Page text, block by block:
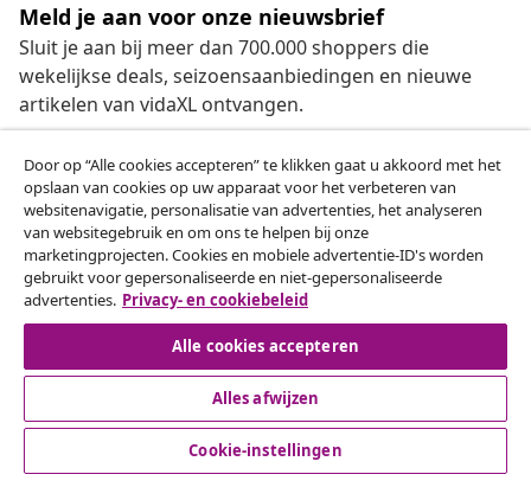
Meld je aan voor onze nieuwsbrief
Sluit je aan bij meer dan 700.000 shoppers die
wekelijkse deals, seizoensaanbiedingen en nieuwe
artikelen van vidaXL ontvangen.
Beschikbare betaalmethoden
Herroeping van de overeenkomst
Een annulering voor je bestelling indienen
Herroeping van de overeenkomst
Klantenservice
Door op “Alle cookies accepteren” te klikken gaat u akkoord met het
opslaan van cookies op uw apparaat voor het verbeteren van
websitenavigatie, personalisatie van advertenties, het analyseren
van websitegebruik en om ons te helpen bij onze
marketingprojecten. Cookies en mobiele advertentie-ID's worden
gebruikt voor gepersonaliseerde en niet-gepersonaliseerde
advertenties. Privacy- en cookiebeleid
Alle cookies accepteren
Alles afwijzen
Cookie-instellingen